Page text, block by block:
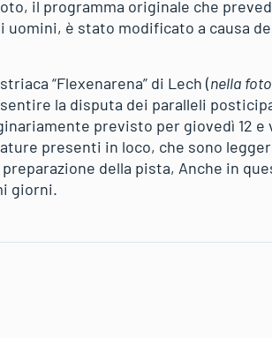
il programma originale che
è stato modificato a causa
“Flexenarena” di Lech (nella foto
la disputa dei paralleli
previsto per giovedì 12 e
presenti in loco, che sono
della pista, Anche in
giorni.